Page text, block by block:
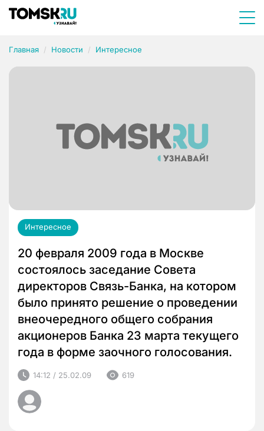
Главная Новости Интересное
Интересное
20 февраля 2009 года в Москве
состоялось заседание Совета
директоров Связь-Банка, на котором
было принято решение о проведении
внеочередного общего собрания
акционеров Банка 23 марта текущего
года в форме заочного голосования.
14:12 / 25.02.09 619